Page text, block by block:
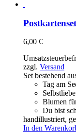
6,00 €
zzgl. Versand
Set bestehend
Tag am
Selbstliebe
Blumen
Du bist
handillustriert,
In den